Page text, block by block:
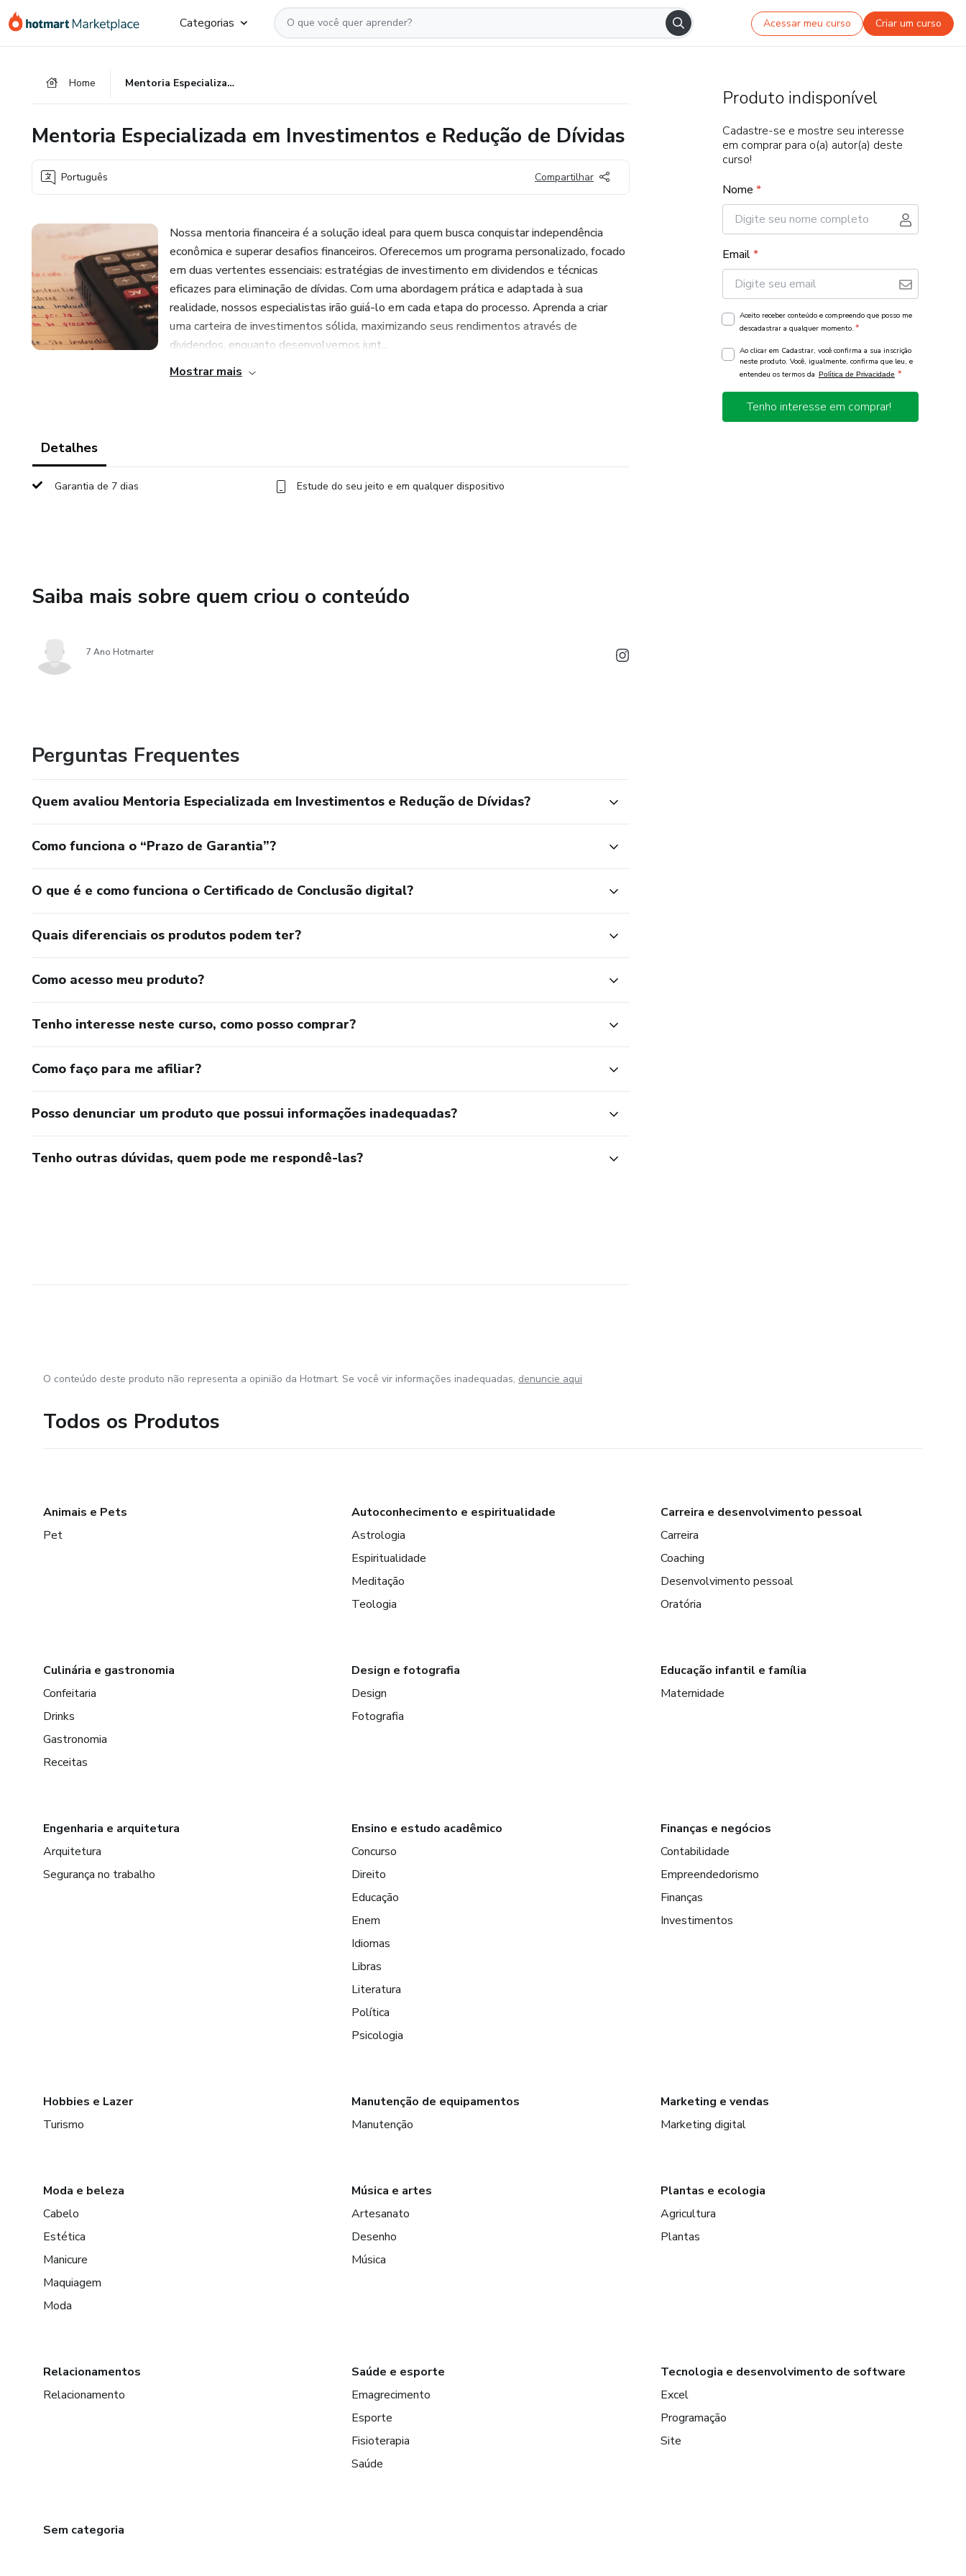
para
para
para
Categorias Acessar meu curso Criar um curso
Home Mentoria Especializada em Investimentos e Redução de Dívidas
Mentoria Especializada em Investimentos e Redução de Dívidas
Português Compartilhar
Nossa mentoria financeira é a solução ideal para quem busca conquistar independência
econômica e superar desafios financeiros. Oferecemos um programa personalizado, focado
em duas vertentes essenciais: estratégias de investimento em dividendos e técnicas
eficazes para eliminação de dívidas. Com uma abordagem prática e adaptada à sua
realidade, nossos especialistas irão guiá-lo em cada etapa do processo. Aprenda a criar
uma carteira de investimentos sólida, maximizando seus rendimentos através de
dividendos, enquanto desenvolvemos junt...
Mostrar mais
Detalhes
Garantia de 7 dias Estude do seu jeito e em qualquer dispositivo
Saiba mais sobre quem criou o conteúdo
7 Ano Hotmarter
Perguntas Frequentes
Quem avaliou Mentoria Especializada em Investimentos e Redução de Dívidas?
Como funciona o “Prazo de Garantia”?
O que é e como funciona o Certificado de Conclusão digital?
Quais diferenciais os produtos podem ter?
Como acesso meu produto?
Tenho interesse neste curso, como posso comprar?
Como faço para me afiliar?
Posso denunciar um produto que possui informações inadequadas?
Tenho outras dúvidas, quem pode me respondê-las?
Produto indisponível
Cadastre-se e mostre seu interesse
em comprar para o(a) autor(a) deste
curso!
Nome *
Email*
Aceito receber conteúdo e compreendo que posso me
descadastrar a qualquer momento. *
Ao clicar em Cadastrar, você confirma a sua inscrição
neste produto. Você, igualmente, confirma que leu, e
entendeu os termos da Política de Privacidade *
Tenho interesse em comprar!
O conteúdo deste produto não representa a opinião da Hotmart. Se você vir informações inadequadas, denuncie aqui
Todos os Produtos
Animais e Pets
Pet
Autoconhecimento e espiritualidade
Astrologia
Espiritualidade
Meditação
Teologia
Carreira e desenvolvimento pessoal
Carreira
Coaching
Desenvolvimento pessoal
Oratória
Culinária e gastronomia
Confeitaria
Drinks
Gastronomia
Receitas
Design e fotografia
Design
Fotografia
Educação infantil e família
Maternidade
Engenharia e arquitetura
Arquitetura
Segurança no trabalho
Ensino e estudo acadêmico
Concurso
Direito
Educação
Enem
Idiomas
Libras
Literatura
Política
Psicologia
Finanças e negócios
Contabilidade
Empreendedorismo
Finanças
Investimentos
Hobbies e Lazer
Turismo
Manutenção de equipamentos
Manutenção
Marketing e vendas
Marketing digital
Moda e beleza
Cabelo
Estética
Manicure
Maquiagem
Moda
Música e artes
Artesanato
Desenho
Música
Plantas e ecologia
Agricultura
Plantas
Relacionamentos
Relacionamento
Saúde e esporte
Emagrecimento
Esporte
Fisioterapia
Saúde
Tecnologia e desenvolvimento de software
Excel
Programação
Site
Sem categoria